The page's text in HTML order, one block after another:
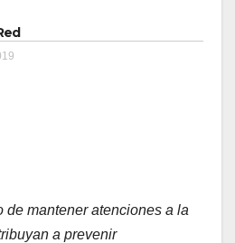
de mantener atenciones a la
a prevenir